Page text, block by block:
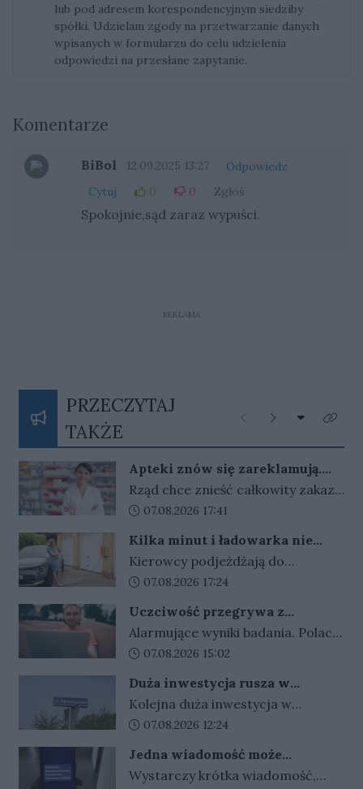
lub pod adresem korespondencyjnym siedziby
spółki. Udzielam zgody na przetwarzanie danych
wpisanych w formularzu do celu udzielenia
odpowiedzi na przesłane zapytanie.
Komentarze
BiBol 12.09.2025 13:27
Odpowiedz
Cytuj
0 0 Zgłoś
Spokojnie,sąd zaraz wypuści.
REKLAMA
PRZECZYTAJ
TAKŻE
Poprzednie
Następne
Rozwiń
Kliknij
Apteki znów się zareklamują.
Ale nie bez ograniczeń
Rząd chce znieść całkowity zakaz
reklamy aptek. Nadal jednak
lojalnościowe, presja zakupowa i
udział dzieci.
Data dodania artykułu:
07.08.2026 17:41
Kilka minut i ładowarka nie
działa. Złodzieje znaleźli sposób
na szybki zarobek kosztem
kierowców
Kierowcy podjeżdżają do
ładowarek i zamiast przewodów
kabli stają się plagą, a straty
operatorów sięgają dziesiątek
tysięcy złotych.
Data dodania artykułu:
07.08.2026 17:24
Uczciwość przegrywa z
pieniędzmi. Tak tłumaczymy
finansowe przekręty
Alarmujące wyniki badania. Polacy
coraz częściej przymykają oko na
zadłużeni najłatwiej
usprawiedliwiają nieuczciwe
zachowania.
Data dodania artykułu:
07.08.2026 15:02
Duża inwestycja rusza w
Gorzowie. Umowa podpisana,
czas na prace
Kolejna duża inwestycja w
Gorzowie jest coraz bliżej
rozstrzygnięty, umowy z
wykonawcą są już podpisane, a
Data dodania artykułu:
07.08.2026 12:24
Jedna wiadomość może
kosztować tysiące złotych.
Oszuści wykorzystują
Wystarczy krótka wiadomość,